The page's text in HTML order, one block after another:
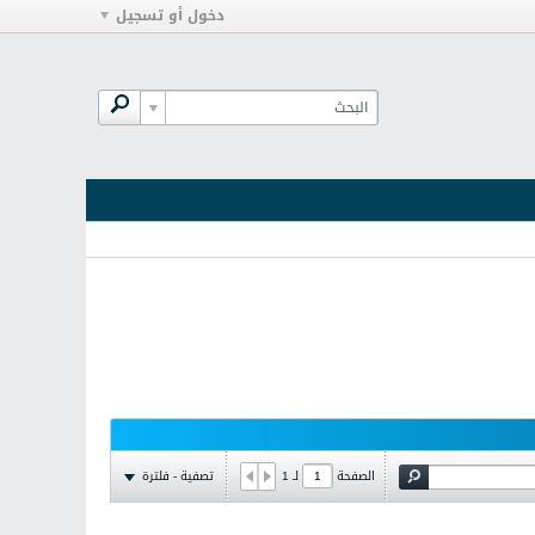
دخول أو تسجيل
الصفحة لـ1 تصفية - فلترة